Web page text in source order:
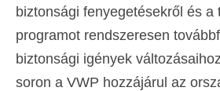
biztonsági fenyegetésekről és a
programot rendszeresen
biztonsági igények
soron a VWP hozzájárul az